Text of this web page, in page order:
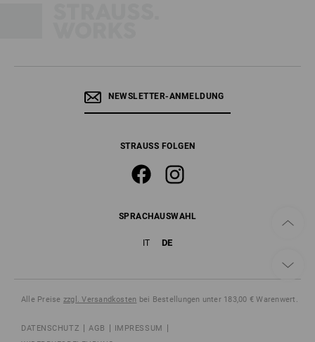
NEWSLETTER-ANMELDUNG
STRAUSS FOLGEN
SPRACHAUSWAHL
IT DE
Alle Preise zzgl. Versandkosten bei Bestellungen unter 183,00 € Warenwert.
DATENSCHUTZ AGB
IMPRESSUM